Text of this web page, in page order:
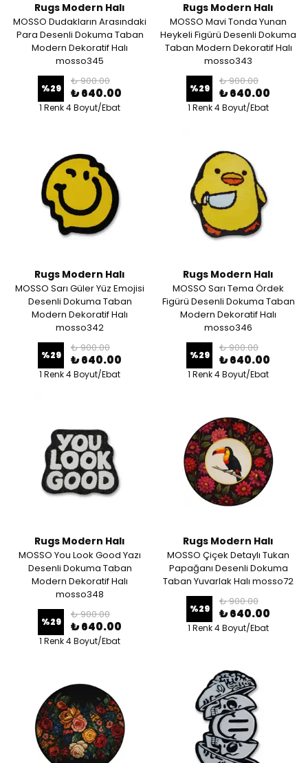
Rugs Modern Halı
MOSSO Dudakların Arasındaki
Para Desenli Dokuma Taban
Modern Dekoratif Halı
mosso345
%29
₺ 900.00
₺ 640.00
1 Renk 4 Boyut/Ebat
Rugs Modern Halı
MOSSO Mavi Tonda Yunan
Heykeli Figürü Desenli Dokuma
Taban Modern Dekoratif Halı
mosso343
%29
₺ 900.00
₺ 640.00
1 Renk 4 Boyut/Ebat
Rugs Modern Halı
MOSSO Sarı Güler Yüz Emojisi
Desenli Dokuma Taban
Modern Dekoratif Halı
mosso342
%29
₺ 900.00
₺ 640.00
1 Renk 4 Boyut/Ebat
Rugs Modern Halı
MOSSO Sarı Tema Ördek
Figürü Desenli Dokuma Taban
Modern Dekoratif Halı
mosso346
%29
₺ 900.00
₺ 640.00
1 Renk 4 Boyut/Ebat
Rugs Modern Halı
MOSSO You Look Good Yazı
Desenli Dokuma Taban
Modern Dekoratif Halı
mosso348
%29
₺ 900.00
₺ 640.00
1 Renk 4 Boyut/Ebat
Rugs Modern Halı
MOSSO Çiçek Detaylı Tukan
Papağanı Desenli Dokuma
Taban Yuvarlak Halı mosso72
%29
₺ 900.00
₺ 640.00
1 Renk 4 Boyut/Ebat